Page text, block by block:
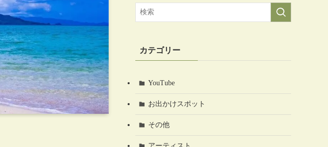
カテゴリー
YouTube
お出かけスポット
その他